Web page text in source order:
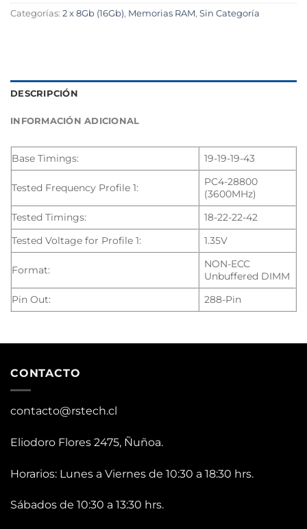
Categorías: 2 x 8Gb (16Gb), Memorias RAM, Sin Categoría
DESCRIPCIÓN
INFORMACIÓN ADICIONAL
Base Timings: 19-19-19-43
Tested Frequency Profile 1:
PC4-28800
(3600MHz)
Tested Timings:
18-22-22-42
Tested Voltage for Profile 1:
1.35V
Format:
NON-ECC
Unbuffered DIMM
Pin Out:
288-Pin
CONTACTO
contacto@rstech.cl
Eliodoro Flores 2475, Ñuñoa.
Horarios: Lunes a Viernes de 10:30 a 18:30 hrs.
Sábados de 10:30 a 13:30 hrs.